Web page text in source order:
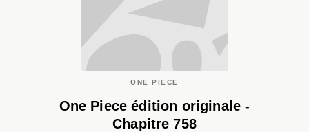
ONE PIECE
One Piece édition originale -
Chapitre 758